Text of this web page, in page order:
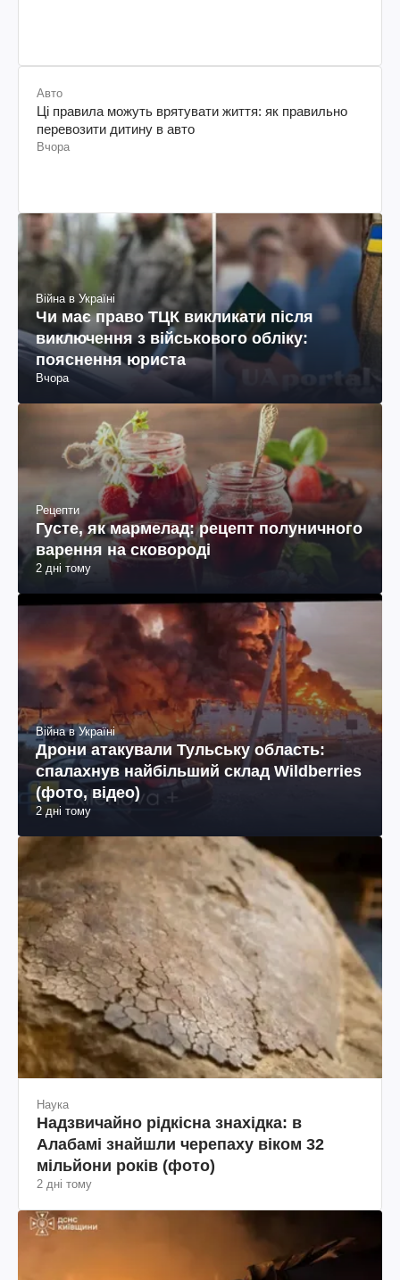
Авто
Ці правила можуть врятувати життя: як правильно
перевозити дитину в авто
Вчора
Війна в Україні
Чи має право ТЦК викликати після
виключення з військового обліку:
пояснення юриста
Вчора
Рецепти
Густе, як мармелад: рецепт полуничного
варення на сковороді
2 дні тому
Війна в Україні
Дрони атакували Тульську область:
спалахнув найбільший склад Wildberries
(фото, відео)
2 дні тому
Наука
Надзвичайно рідкісна знахідка: в
Алабамі знайшли черепаху віком 32
мільйони років (фото)
2 дні тому